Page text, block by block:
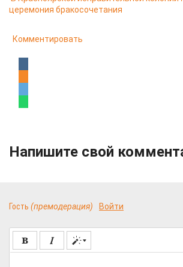
церемония бракосочетания
Комментировать
Напишите свой
Гость (премодерация) Войти